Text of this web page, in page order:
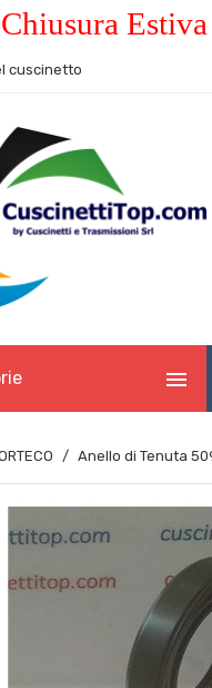
Chiusura
cuscinetto

Anello di Tenuta